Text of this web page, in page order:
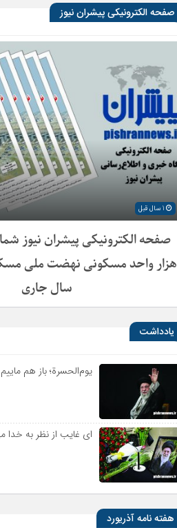
صفحه الکترونیکی پیشران نیوز
هزار واحد مسکونی نهضت ملی مسکن
سال جاری
یادداشت
یوم‌الحسرة؛ باز هم
ای غایب از نظر به خدا
هفته نامه آذریورد